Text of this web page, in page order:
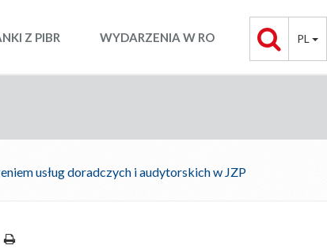
PL
Z PIBR WYDARZENIA W RO
usług doradczych i audytorskich w JZP